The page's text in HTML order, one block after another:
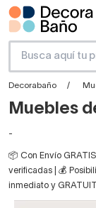
Decorabaño
Muebles
-
📦 Con Envío
verificadas | 💰
inmediato y